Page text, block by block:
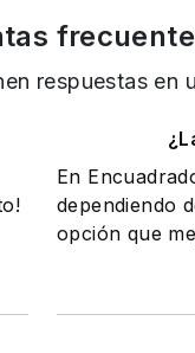
respuestas en
En
dependiendo
opción que